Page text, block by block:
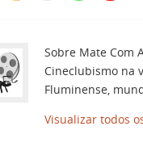
Sobre Mate Com
Cineclubismo na
Fluminense,
Visualizar todos